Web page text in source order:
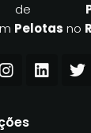
Pelotas no